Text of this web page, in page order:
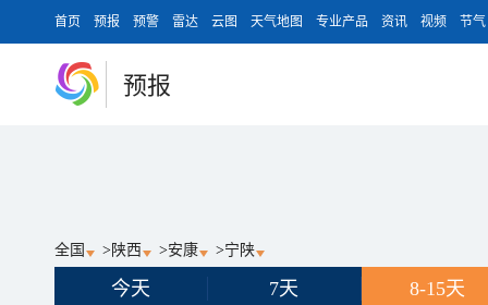
首页 预报 预警 雷达 云图 天气地图 专业产品 资讯 视频 节气
预报
全国 > 陕西 >安康 >宁陕
今天 7天 8-15天